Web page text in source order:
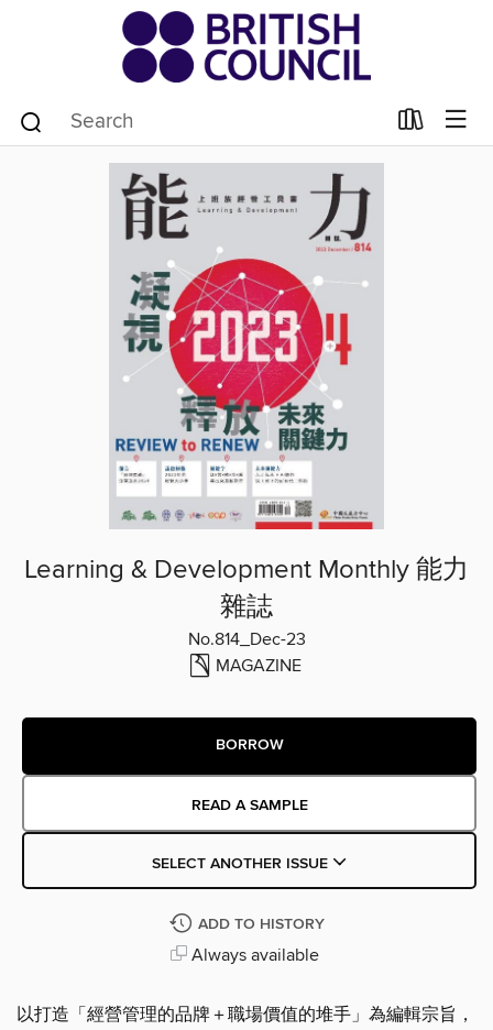
Learning & Development Monthly 能力
雜誌
No.814_Dec-23
MAGAZINE
BORROW
READ A SAMPLE
SELECT ANOTHER ISSUE
ADD TO HISTORY
Always available
以打造「經營管理的品牌＋職場價值的堆手」為編輯宗旨，